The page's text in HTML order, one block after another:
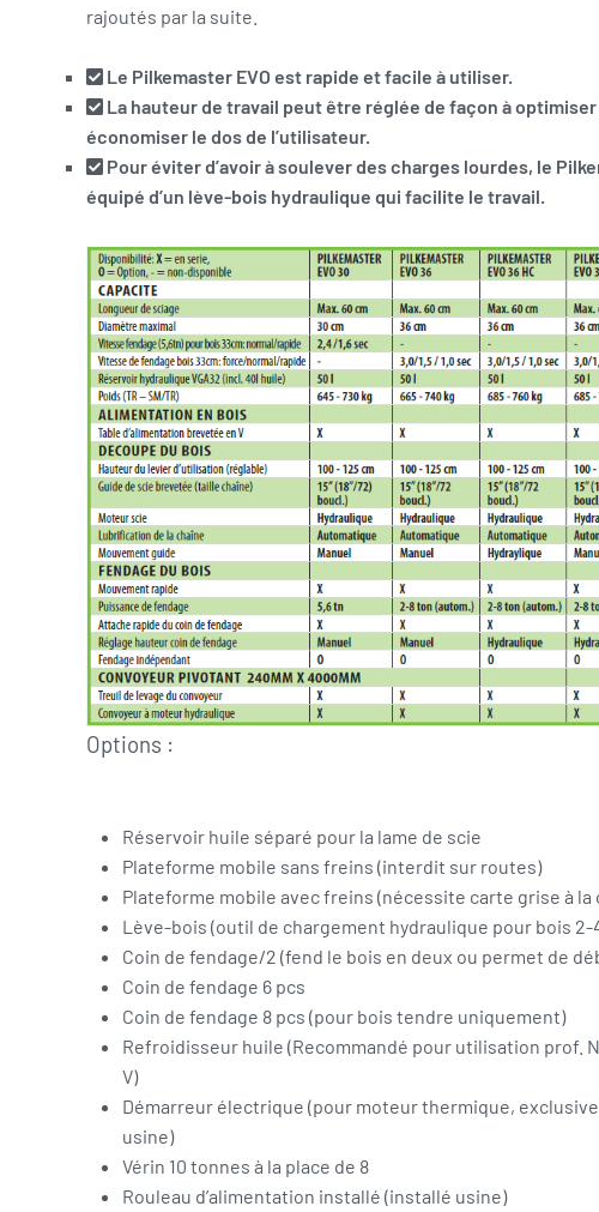
rajoutés par la suite.
Le Pilkemaster EVO est rapide et facile à utiliser.
La hauteur de travail peut être réglée de façon à optimiser
économiser le dos de l’utilisateur.
Pour éviter d’avoir à soulever des charges lourdes, le
équipé d’un lève-bois hydraulique qui facilite le travail.
Options :
Réservoir huile séparé pour la lame de scie
Plateforme mobile sans freins (interdit sur routes)
Plateforme mobile avec freins (nécessite carte grise à la
Lève-bois (outil de chargement hydraulique pour bois 2-
Coin de fendage/2 (fend le bois en deux ou permet de
Coin de fendage 6 pcs
Coin de fendage 8 pcs (pour bois tendre uniquement)
Refroidisseur huile (Recommandé pour utilisation prof.
V)
Démarreur électrique (pour moteur thermique,
usine)
Vérin 10 tonnes à la place de 8
Rouleau d’alimentation installé (installé usine)